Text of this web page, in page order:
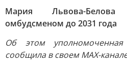
Мария Львова-Белова
омбудсменом до 2031 года
Об этом
сообщила в своем MAX-